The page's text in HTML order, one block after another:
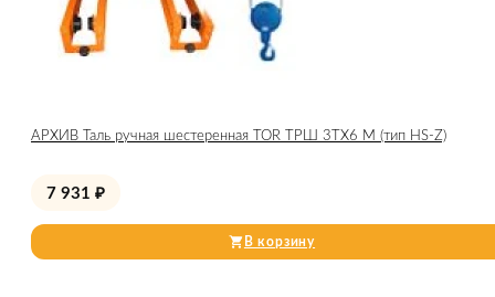
АРХИВ Таль ручная шестеренная TOR ТРШ 3ТХ6 М (тип HS-Z)
7 931 ₽
В корзину